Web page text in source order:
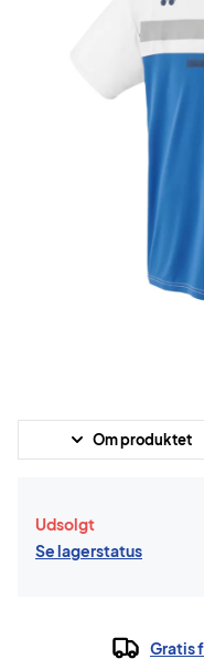
Om produktet
Udsolgt
Se lagerstatus
Gratis